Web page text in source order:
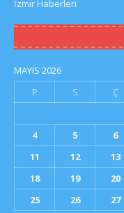
İzmir Haberleri
MAYIS 2026
P
S Ç
4
5 6
11
12 13
18
19 20
25
26 27